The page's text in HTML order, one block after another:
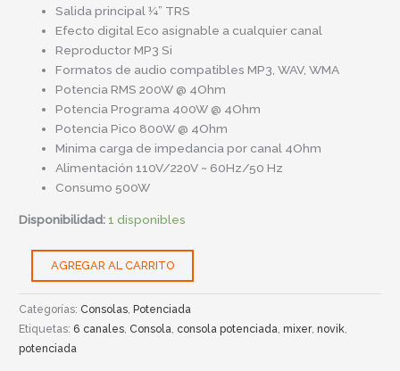
Salida principal ¼” TRS
Efecto digital Eco asignable a cualquier canal
Reproductor MP3 Si
Formatos de audio compatibles MP3, WAV, WMA
Potencia RMS 200W @ 4Ohm
Potencia Programa 400W @ 4Ohm
Potencia Pico 800W @ 4Ohm
Minima carga de impedancia por canal 4Ohm
Alimentación 110V/220V ~ 60Hz/50 Hz
Consumo 500W
Disponibilidad:1 disponibles
AGREGAR AL CARRITO
Categorías: Consolas,Potenciada
Etiquetas: 6 canales, Consola, consola potenciada,mixer,novik,
potenciada